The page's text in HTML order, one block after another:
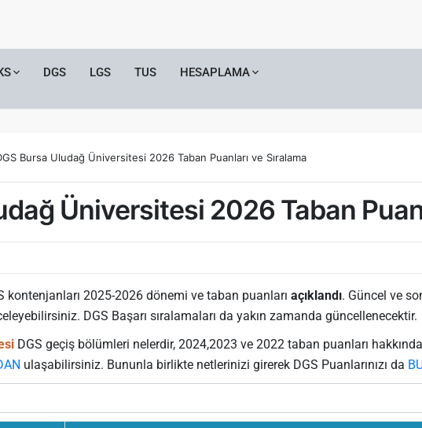
DGS LGS TUS HESAPLAMA
Bursa Uludağ Üniversitesi 2026 Taban Puanları ve Sıralama
Üniversitesi 2026 Taban
kontenjanları 2025-2026 dönemi ve taban puanları açıklandı. Güncel ve
DGS Başarı sıralamaları da yakın zamanda güncellenecektir.
DGS geçiş bölümleri nelerdir, 2024,2023 ve 2022 taban puanları
ulaşabilirsiniz. Bununla birlikte netlerinizi girerek DGS Puanlarınızı da